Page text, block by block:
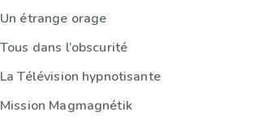
Un étrange orage
Tous dans l’obscurité
La Télévision hypnotisante
Mission Magmagnétik